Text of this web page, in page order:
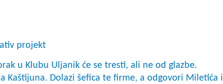
projekt
u Klubu Uljanik će se tresti, ali ne od glazbe.
Kaštijuna. Dolazi šefica te firme, a odgovori Miletića i